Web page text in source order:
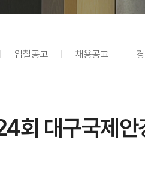
입찰공고 채용공고
회 대구국제